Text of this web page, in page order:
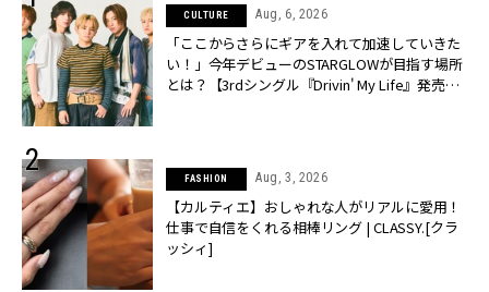
CULTURE Aug, 6, 2026
「ここからさらにギアを入れて加速していきた
い！」今年デビューのSTARGLOWが目指す場所
とは？【3rdシングル『Drivin' My Life』発売】 |
FASHION Aug, 3, 2026
【カルティエ】おしゃれな人がリアルに愛用！
仕事で自信をくれる相棒リング | CLASSY.[クラ
ッシィ]